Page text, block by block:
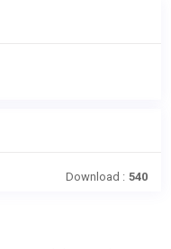
Download : 540